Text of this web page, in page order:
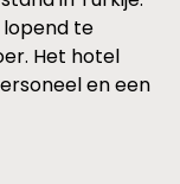
lopend te
Het hotel
en een